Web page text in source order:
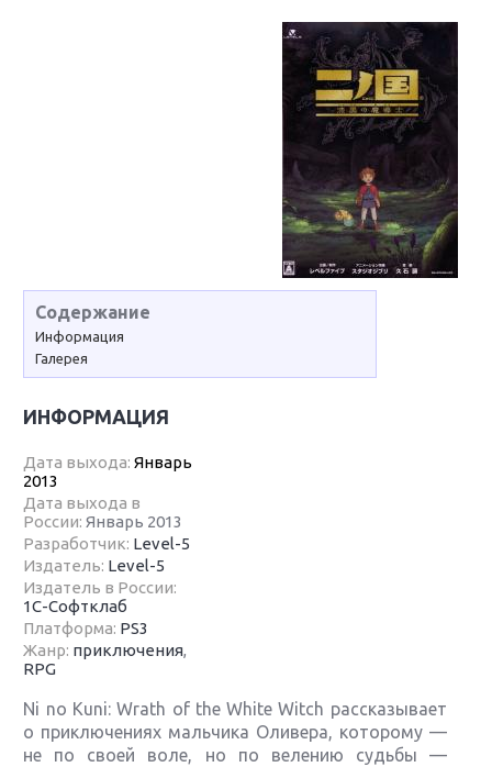
Содержание
Информация
Галерея
ИНФОРМАЦИЯ
Дата выхода:Январь
2013
Дата выхода в
России:Январь 2013
Разработчик: Level-5
Издатель: Level-5
Издатель в России:
1C-Софтклаб
Платформа: PS3
Жанр: приключения,
RPG
Ni no Kuni: Wrath of the White Witch рассказывает
о приключениях мальчика Оливера, которому —
не по своей воле, но по велению судьбы —